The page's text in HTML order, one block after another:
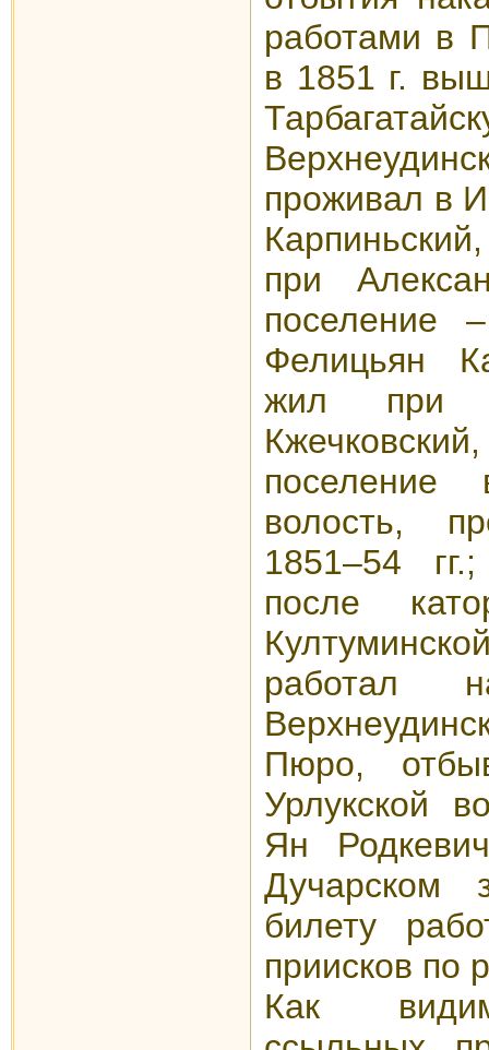
работами в
в 1851 г.
проживал в
при
поселение
Фелицьян
жил при
поселение
волость,
1851–54
после
работал
Пюро,
Урлукской
Ян
Дучарском
билету
приисков по
Как